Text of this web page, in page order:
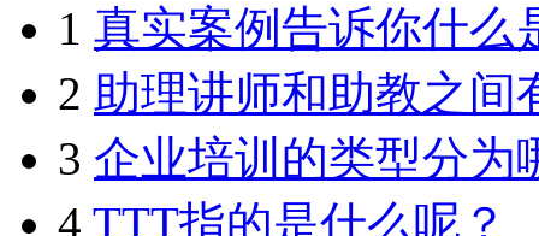
1 真实案例告诉你什么
2 助理讲师和助教之间
3 企业培训的类型分为
4 TTT指的是什么呢？